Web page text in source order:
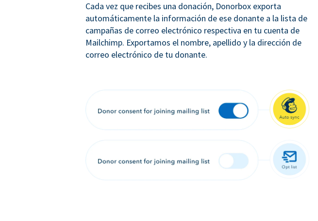
Cada vez que recibes una donación, Donorbox exporta
automáticamente la información de ese donante a la lista de
campañas de correo electrónico respectiva en tu cuenta de
Mailchimp. Exportamos el nombre, apellido y la dirección de
correo electrónico de tu donante.